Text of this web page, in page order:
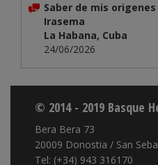
Saber de mis origenes
Irasema
La Habana, Cuba
24/06/2026
© 2014 - 2019 Basque
Bera Bera 73
20009 Donostia / San
Tel: (+34) 943 316170